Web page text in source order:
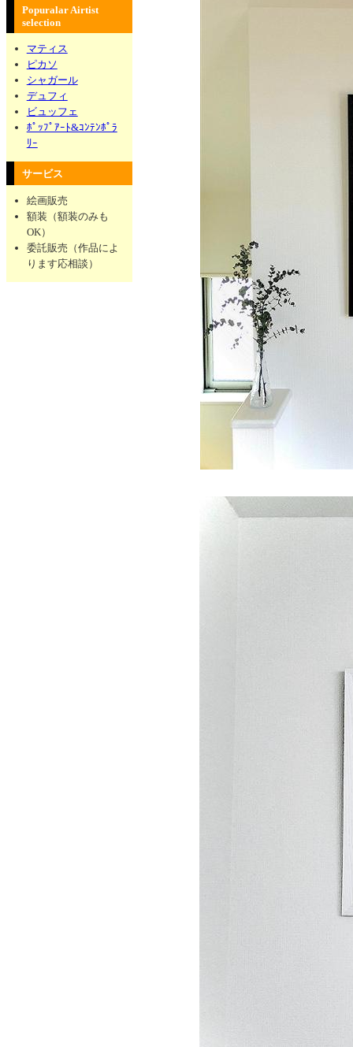
Popuralar Airtist
selection
マティス
ピカソ
シャガール
デュフィ
ビュッフェ
ﾎﾟｯﾌﾟｱｰﾄ&ｺﾝﾃﾝﾎﾟﾗ
ﾘｰ
サービス
絵画販売
額装（額装のみも
OK）
委託販売（作品によ
ります応相談）